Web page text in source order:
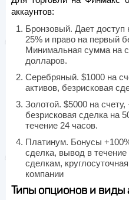
аккаунтов:
Бронзовый. Дает доступ
25% и право на первый
Минимальная сумма на
долларов.
Серебряный. $1000 на
активов, безрисковая
Золотой. $5000 на счету,
безрисковая сделка на
течение 24 часов.
Платинум. Бонусы
сделка, вывод в течение
сделкам,
компании
Типы опционов и виды